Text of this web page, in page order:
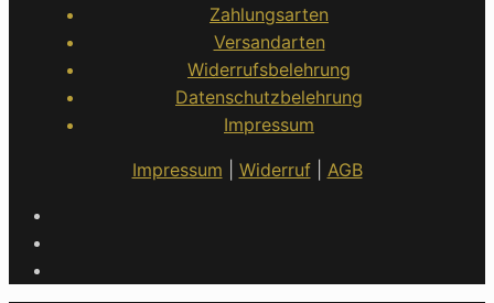
Zahlungsarten
Versandarten
Widerrufsbelehrung
Datenschutzbelehrung
Impressum
Impressum Widerruf| AGB